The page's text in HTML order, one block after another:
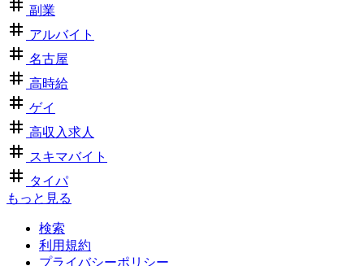
副業
アルバイト
名古屋
高時給
ゲイ
高収入求人
スキマバイト
タイパ
もっと見る
検索
利用規約
プライバシーポリシー